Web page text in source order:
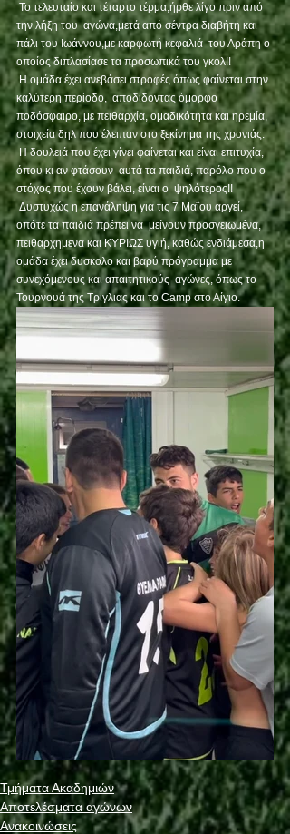
Το τελευταίο και τέταρτο τέρμα,ήρθε λίγο πριν από
την λήξη του  αγώνα,μετά από σέντρα διαβήτη και
πάλι του Ιωάννου,με καρφωτή κεφαλιά  του Αράπη ο
οποίος διπλασίασε τα προσωπικά του γκολ!!
καλύτερη περίοδο,  αποδίδοντας όμορφο
ποδόσφαιρο, με πειθαρχία, ομαδικότητα και ηρεμία,
στοιχεία δηλ που έλειπαν στο ξεκίνημα της χρονιάς.
Η δουλειά που έχει γίνει φαίνεται και είναι επιτυχία,
όπου κι αν φτάσουν  αυτά τα παιδιά, παρόλο που ο
στόχος που έχουν βάλει, είναι ο  ψηλότερος!!
οπότε τα παιδιά πρέπει να  μείνουν προσγειωμένα,
πειθαρχημενα και ΚΥΡΙΩΣ υγιή, καθώς ενδιάμεσα,η
ομάδα έχει δυσκολο και βαρύ πρόγραμμα με
συνεχόμενους και απαιτητικούς  αγώνες, όπως το
Τουρνουά της Τριγλιας και το Camp στο Αίγιο.
Τμήματα Ακαδημιών
Αποτελέσματα αγώνων
Ανακοινώσεις